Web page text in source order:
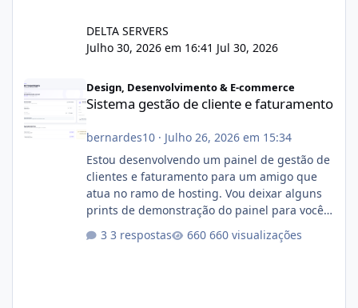
DELTA SERVERS
Julho 30, 2026 em 16:41 Jul 30, 2026
Design, Desenvolvimento & E-commerce
Sistema gestão de cliente e faturamento
bernardes10· Julho 26, 2026 em 15:34
Estou desenvolvendo um painel de gestão de
clientes e faturamento para um amigo que
atua no ramo de hosting. Vou deixar alguns
prints de demonstração do painel para vocês
com cerca de 80% concluído e conta com
3 respostas 660 visualizações